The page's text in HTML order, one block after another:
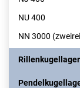
NU 400
NN 3000
Rillenkugellager